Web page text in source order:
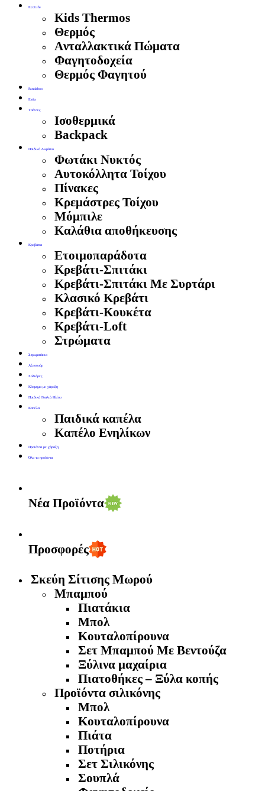
EcoLife
Kids Thermos
Θερμός
Aνταλλακτικά Πώματα
Φαγητοδοχεία
Θερμός Φαγητού
Pandaboo
Estia
Τσάντες
Ισοθερμικά
Backpack
Παιδικό Δωμάτιο
Φωτάκι Νυκτός
Αυτοκόλλητα Τοίχου
Πίνακες
Κρεμάστρες Τοίχου
Μόμπιλε
Καλάθια αποθήκευσης
Κρεβάτια
Ετοιμοπαράδοτα
Κρεβάτι-Σπιτάκι
Κρεβάτι-Σπιτάκι Με Συρτάρι
Κλασικό Κρεβάτι
Κρεβάτι-Κουκέτα
Κρεβάτι-Loft
Στρώματα
Στρωματάκια
Αξεσουάρ
Σαλιάρες
Κόσμημα με χάραξη
Παιδικά Γυαλιά Ηλίου
Καπέλα
Παιδικά καπέλα
Καπέλο Ενηλίκων
Προϊόντα με χάραξη
Όλα τα προϊόντα
Νέα Προϊόντα
Προσφορές
Σκεύη Σίτισης Μωρού
Μπαμπού
Πιατάκια
Μπολ
Κουταλοπίρουνα
Σετ Μπαμπού Με Βεντούζα
Ξύλινα μαχαίρια
Πιατοθήκες – Ξύλα κοπής
Προϊόντα σιλικόνης
Μπολ
Κουταλοπίρουνα
Πιάτα
Ποτήρια
Σετ Σιλικόνης
Σουπλά